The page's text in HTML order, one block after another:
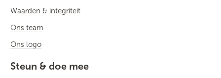
Waarden & integriteit
Ons team
Ons logo
Steun & doe mee